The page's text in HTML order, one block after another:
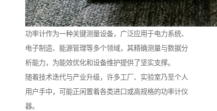
功率计作为一种关键测量设备，广泛应用于电力系统、
电子制造、能源管理等多个领域，其精确测量与数据分
析能力，为能效优化和设备维护提供了坚实支撑。
随着技术迭代与产业升级，许多工厂、实验室乃至个人
用户手中，可能正闲置着各类进口或高规格的功率计仪
器。